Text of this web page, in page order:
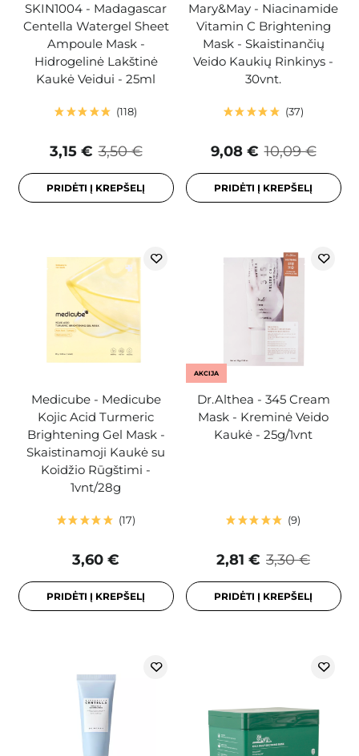
SKIN1004 - Madagascar
Centella Watergel Sheet
Ampoule Mask -
Hidrogelinė Lakštinė
Kaukė Veidui - 25ml
118
3,50 €
3,15 €
PRIDĖTI Į KREPŠELĮ
Mary&May - Niacinamide
Vitamin C Brightening
Mask - Skaistinančių
Veido Kaukių Rinkinys -
30vnt.
37
10,09 €
9,08 €
PRIDĖTI Į KREPŠELĮ
Medicube - Medicube
Kojic Acid Turmeric
Brightening Gel Mask -
Skaistinamoji Kaukė su
Koidžio Rūgštimi -
1vnt/28g
17
3,60 €
PRIDĖTI Į KREPŠELĮ
AKCIJA
Dr.Althea - 345 Cream
Mask - Kreminė Veido
Kaukė - 25g/1vnt
9
3,30 €
2,81 €
PRIDĖTI Į KREPŠELĮ